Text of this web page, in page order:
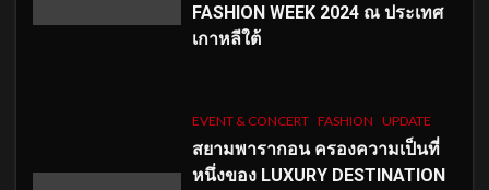
FASHION WEEK 2024 ณ ประเทศ
เกาหลีใต้
EVENT & CONCERT FASHION UPDATE
สยามพารากอน ครองความเป็นที่
หนึ่งของ LUXURY DESTINATION